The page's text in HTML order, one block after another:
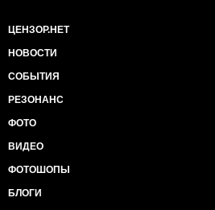
ЦЕНЗОР.НЕТ
НОВОСТИ
СОБЫТИЯ
РЕЗОНАНС
ФОТО
ВИДЕО
ФОТОШОПЫ
БЛОГИ